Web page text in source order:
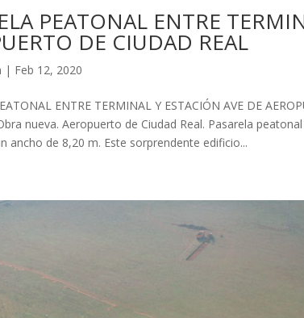
PEATONAL ENTRE
DE CIUDAD REAL
| Feb 12, 2020
ENTRE TERMINAL Y ESTACIÓN AVE DE
nueva. Aeropuerto de Ciudad Real. Pasarela
ancho de 8,20 m. Este sorprendente edificio...